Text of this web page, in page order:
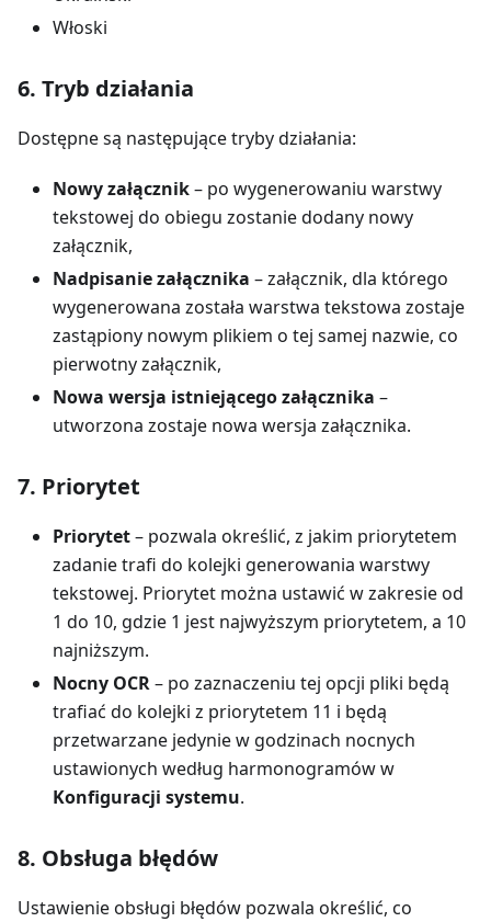
Włoski
6. Tryb działania
Dostępne są następujące tryby działania:
Nowy załącznik– po wygenerowaniu warstwy
tekstowej do obiegu zostanie dodany nowy
załącznik,
Nadpisanie załącznika – załącznik, dla którego
wygenerowana została warstwa tekstowa zostaje
zastąpiony nowym plikiem o tej samej nazwie, co
pierwotny załącznik,
Nowa wersja istniejącego załącznika –
utworzona zostaje nowa wersja załącznika.
7. Priorytet
Priorytet– pozwala określić, z jakim priorytetem
zadanie trafi do kolejki generowania warstwy
tekstowej. Priorytet można ustawić w zakresie od
1 do 10, gdzie 1 jest najwyższym priorytetem, a 10
najniższym.
Nocny OCR– po zaznaczeniu tej opcji pliki będą
trafiać do kolejki z priorytetem 11 i będą
przetwarzane jedynie w godzinach nocnych
ustawionych według harmonogramów w
Konfiguracji systemu.
8. Obsługa błędów
Ustawienie obsługi błędów pozwala określić, co